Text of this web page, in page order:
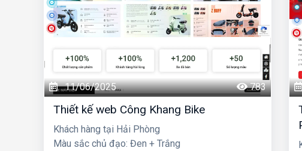
11/06/2025 783
Thiết kế web Công Khang Bike
Khách hàng tại Hải Phòng
Màu sắc chủ đạo: Đen + Trắng